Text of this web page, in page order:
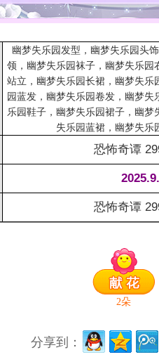
幽梦失乐园发型，幽梦失乐园头
领，幽梦失乐园袜子，幽梦失乐园
站立，幽梦失乐园长裙，幽梦失
园蓝发，幽梦失乐园卷发，幽梦
乐园鞋子，幽梦失乐园裙子，幽
失乐园蓝裙，幽梦失乐
恐怖奇谭
恐怖奇谭
2朵
分享到：